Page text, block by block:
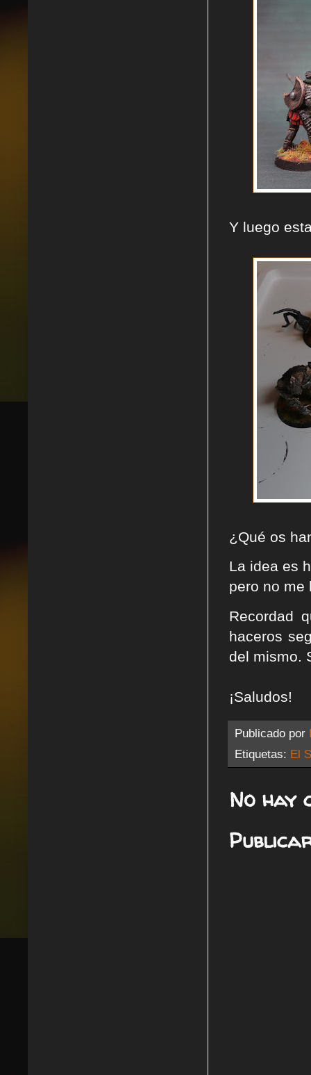
Y luego
¿Qué os
La idea es
pero no me
Recordad
haceros
del mismo.
¡Saludos!
Publicado por
Etiquetas: El
No hay